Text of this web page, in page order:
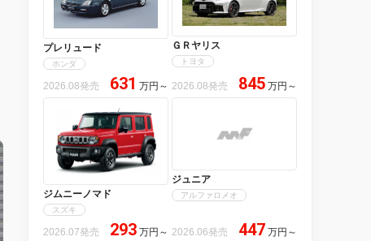
プレリュード
ホンダ
2026.08発売 631 万円 ～
ＧＲヤリス
トヨタ
2026.08発売 845 万円 ～
ジムニーノマド
スズキ
2026.07発売 293 万円 ～
ジュニア
アルファロメオ
2026.06発売 447 万円 ～